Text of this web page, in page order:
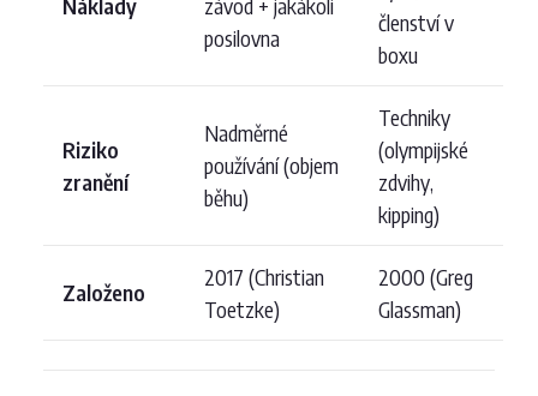
posilovna
členství v
boxu
Riziko
zranění
Nadměrné
používání (objem
běhu)
Techniky
(olympijské
zdvihy,
kipping)
Založeno
2017 (Christian
Toetzke)
2000 (Greg
Glassman)